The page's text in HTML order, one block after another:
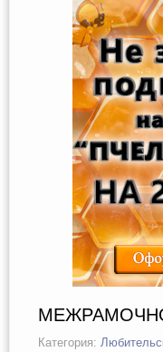
Категория: